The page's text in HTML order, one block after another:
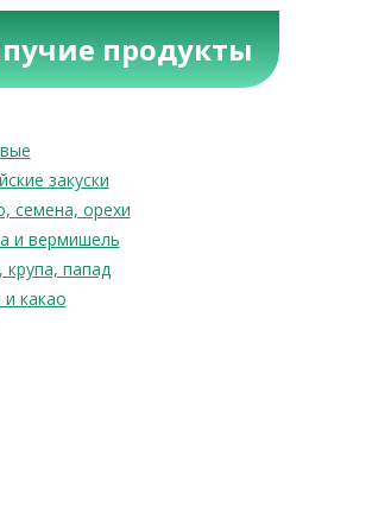
продукты
закуски
семена, орехи
и вермишель
крупа, папад
какао